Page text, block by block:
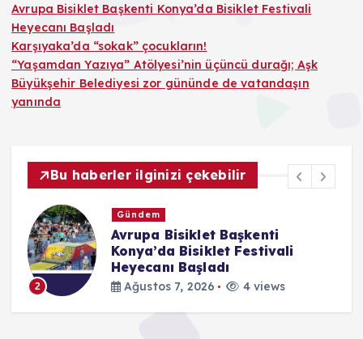
Avrupa Bisiklet Başkenti Konya’da Bisiklet Festivali
Heyecanı Başladı
Karşıyaka’da “sokak” çocukların!
“Yaşamdan Yazıya” Atölyesi’nin üçüncü durağı; Aşk
Büyükşehir Belediyesi zor gününde de vatandaşın
yanında
Bu haberler ilginizi çekebilir
2
Gündem
Avrupa Bisiklet Başkenti
Konya’da Bisiklet Festivali
Heyecanı Başladı
Ağustos 7, 2026 4 views